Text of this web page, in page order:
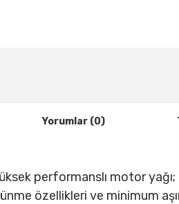
Yorumlar (0)
performanslı motor
özellikleri ve minimum